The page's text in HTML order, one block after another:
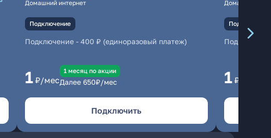
Домашний интернет
Подключение
Подключение - 400 ₽ (единоразовый платеж)
1 ₽/мес
1 месяц по акции
Далее 650₽/мес
Подключить
Домашний
Подключение
1 ₽/мес